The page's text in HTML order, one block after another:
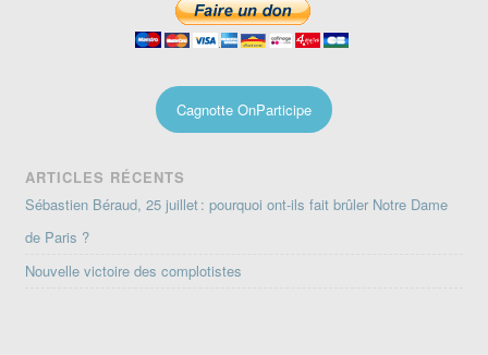
Cagnotte OnParticipe
ARTICLES RÉCENTS
Sébastien Béraud, 25 juillet : pourquoi ont-ils fait brûler Notre Dame
de Paris ?
Nouvelle victoire des complotistes